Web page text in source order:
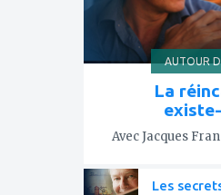
AUTOUR
La
Avec Jacques
Les